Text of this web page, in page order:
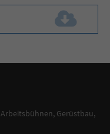
Arbeitsbühnen, Gerüstbau,